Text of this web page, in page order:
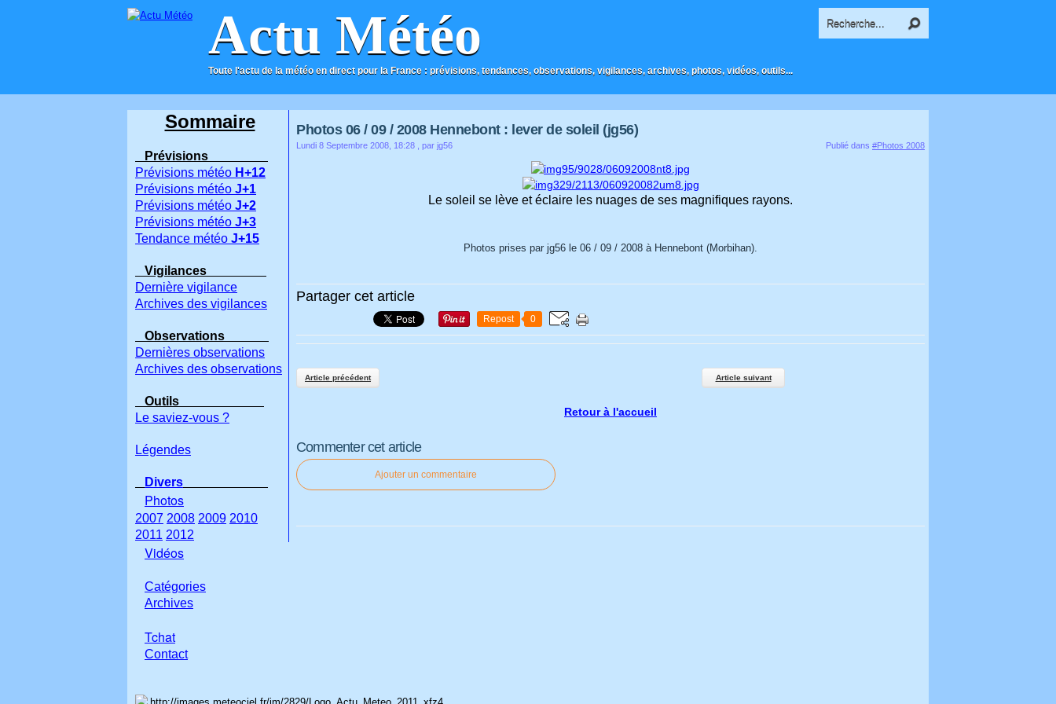
Actu Météo
Toute l'actu de la météo en direct pour la France : prévisions, tendances, observations, vigilances, archives, photos, vidéos, outils...
ACCUEIL CONTACT
Photos 06 / 09 / 2008 Hennebont : lever de soleil (jg56)
Lundi 8 Septembre 2008, 18:28 , par jg56 Publié dans #Photos 2008
Le soleil se lève et éclaire les nuages de ses magnifiques rayons.
Photos prises par jg56 le 06 / 09 / 2008 à Hennebont (Morbihan).
Partager cet article
Repost 0
Article précédent Article suivant
Retour à l'accueil
Commenter cet article
Ajouter un commentaire
Sommaire
Prévisions
Prévisions météo H+12
Prévisions météo J+1
Prévisions météo J+2
Prévisions météo J+3
Tendance météo J+15
Vigilances
Dernière vigilance
Archives des vigilances
Observations
Dernières observations
Archives des observations
Outils
Le saviez-vous ?
Légendes
Divers
Photos
2007 2008 2009 2010
2011 2012
Vidéos
Catégories
Archives
Tchat
Contact